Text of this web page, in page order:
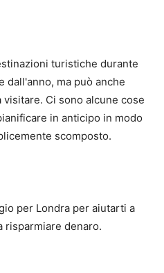
turistiche durante
dall'anno, ma può anche
Ci sono alcune cose
in anticipo in modo
scomposto.
per Londra per aiutarti a
risparmiare denaro.